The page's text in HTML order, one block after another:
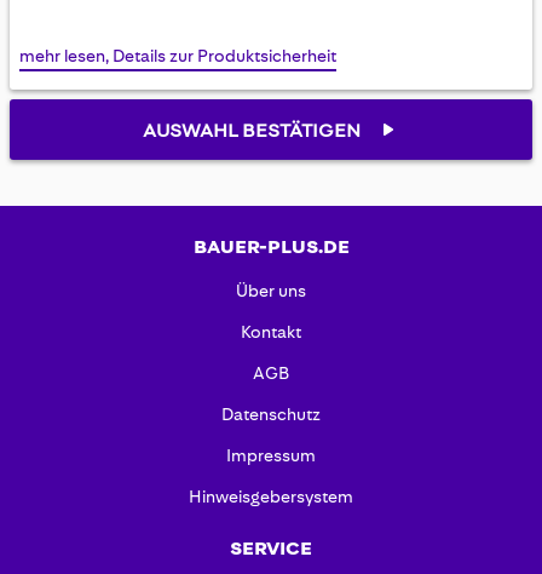
mehr lesen, Details zur Produktsicherheit
AUSWAHL BESTÄTIGEN
BAUER-PLUS.DE
Über uns
Kontakt
AGB
Datenschutz
Impressum
Hinweisgebersystem
SERVICE